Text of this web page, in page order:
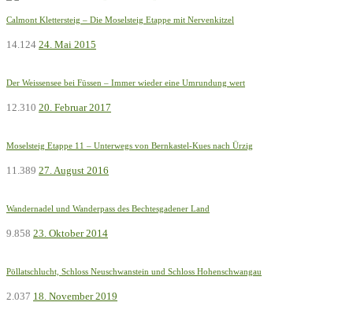
Calmont Klettersteig – Die Moselsteig Etappe mit Nervenkitzel
14.124 24. Mai 2015
Der Weissensee bei Füssen – Immer wieder eine Umrundung wert
12.310 20. Februar 2017
Moselsteig Etappe 11 – Unterwegs von Bernkastel-Kues nach Ürzig
11.389 27. August 2016
Wandernadel und Wanderpass des Bechtesgadener Land
9.858 23. Oktober 2014
Pöllatschlucht, Schloss Neuschwanstein und Schloss Hohenschwangau
2.037 18. November 2019